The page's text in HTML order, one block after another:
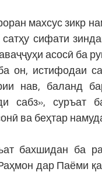
махсус зикр
сифати
асосӣ ба
он, истифодаи
нав, баланд
сабз», суръат
ва беҳтар
бахшидан ба
дар Паёми